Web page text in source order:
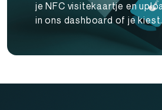
je NFC visitekaartje en
in ons dashboard of je